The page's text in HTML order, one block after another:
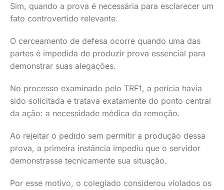
Sim, quando a prova é necessária para esclarecer um
fato controvertido relevante.
O cerceamento de defesa ocorre quando uma das
partes é impedida de produzir prova essencial para
demonstrar suas alegações.
No processo examinado pelo TRF1, a perícia havia
sido solicitada e tratava exatamente do ponto central
da ação: a necessidade médica da remoção.
Ao rejeitar o pedido sem permitir a produção dessa
prova, a primeira instância impediu que o servidor
demonstrasse tecnicamente sua situação.
Por esse motivo, o colegiado considerou violados os